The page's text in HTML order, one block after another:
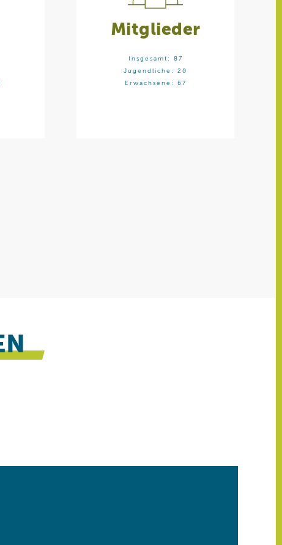
Mitglieder
Insgesamt: 87
Jugendliche: 20
Erwachsene: 67